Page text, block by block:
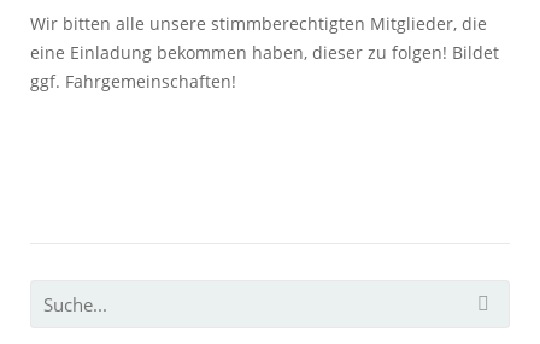
Wir bitten alle unsere stimmberechtigten Mitglieder, die
eine Einladung bekommen haben, dieser zu folgen! Bildet
ggf. Fahrgemeinschaften!